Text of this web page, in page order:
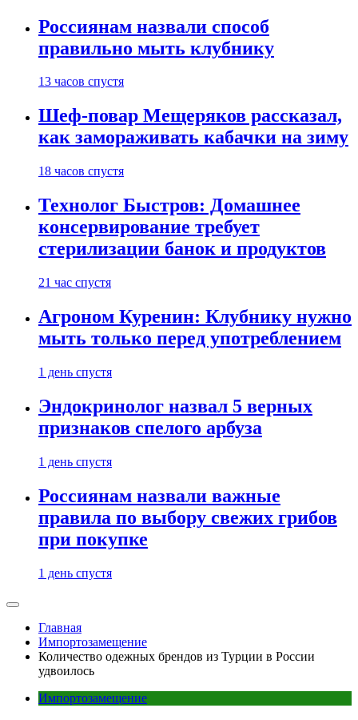
Россиянам назвали способ
правильно мыть клубнику
13 часов спустя
Шеф-повар Мещеряков рассказал,
как замораживать кабачки на зиму
18 часов спустя
Технолог Быстров: Домашнее
консервирование требует
стерилизации банок и продуктов
21 час спустя
Агроном Куренин: Клубнику нужно
мыть только перед употреблением
1 день спустя
Эндокринолог назвал 5 верных
признаков спелого арбуза
1 день спустя
Россиянам назвали важные
правила по выбору свежих грибов
при покупке
1 день спустя
Главная
Импортозамещение
Количество одежных брендов из Турции в России
удвоилось
Импортозамещение